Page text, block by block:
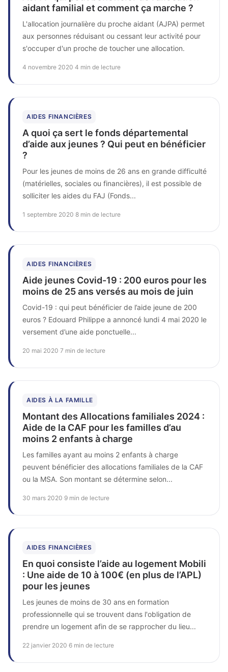
aidant familial et comment ça marche ?
L'allocation journalière du proche aidant (AJPA) permet
aux personnes réduisant ou cessant leur activité pour
s'occuper d'un proche de toucher une allocation.
4 novembre 2020 4 min de lecture
AIDES FINANCIÈRES
A quoi ça sert le fonds départemental
d’aide aux jeunes ? Qui peut en bénéficier
?
Pour les jeunes de moins de 26 ans en grande difficulté
(matérielles, sociales ou financières), il est possible de
solliciter les aides du FAJ (Fonds...
1 septembre 2020 8 min de lecture
AIDES FINANCIÈRES
Aide jeunes Covid-19 : 200 euros pour les
moins de 25 ans versés au mois de juin
Covid-19 : qui peut bénéficier de l’aide jeune de 200
euros ? Edouard Philippe a annoncé lundi 4 mai 2020 le
versement d’une aide ponctuelle...
20 mai 2020 7 min de lecture
AIDES À LA FAMILLE
Montant des Allocations familiales 2024 :
Aide de la CAF pour les familles d’au
moins 2 enfants à charge
Les familles ayant au moins 2 enfants à charge
peuvent bénéficier des allocations familiales de la CAF
ou la MSA. Son montant se détermine selon...
30 mars 2020 9 min de lecture
AIDES FINANCIÈRES
En quoi consiste l’aide au logement Mobili
: Une aide de 10 à 100€ (en plus de l’APL)
pour les jeunes
Les jeunes de moins de 30 ans en formation
professionnelle qui se trouvent dans l'obligation de
prendre un logement afin de se rapprocher du lieu...
22 janvier 2020 6 min de lecture